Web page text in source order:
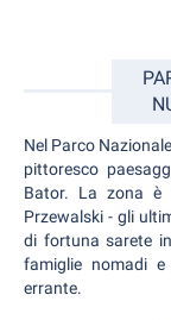
Nel Parco
pittoresco
Bator. La zona è
Przewalski - gli
di fortuna sarete
famiglie nomadi
errante.